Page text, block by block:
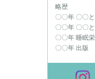
略歴
〇〇年 〇〇
〇〇年 〇〇
〇〇年 睡眠
〇〇年 出版